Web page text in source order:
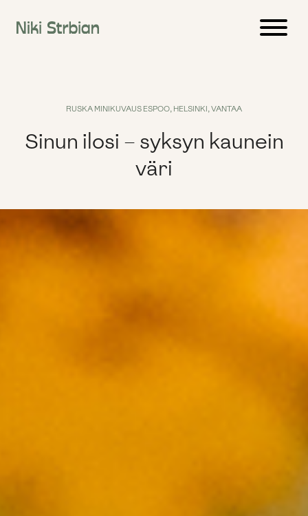
sisältöön
RUSKA MINIKUVAUS ESPOO, HELSINKI, VANTAA
Sinun ilosi – syksyn kaunein
väri